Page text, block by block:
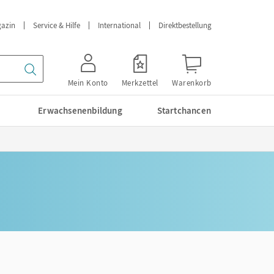
Service & Hilfe International Direktbestellung
Mein Konto Merkzettel Warenkorb
Erwachsenenbildung Startchancen